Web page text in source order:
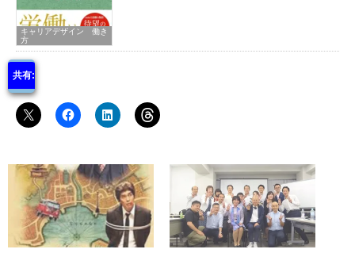
キャリアデザイン 働き
方
共有: